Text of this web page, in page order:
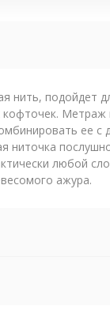
нить, подойдет
Метраж
ее с
ниточка
любой
ажура.